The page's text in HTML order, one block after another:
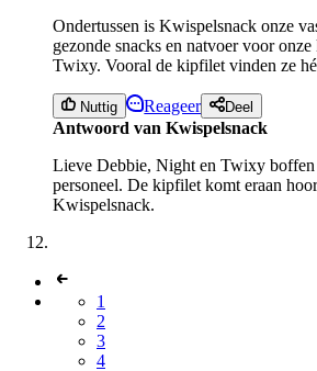
Ondertussen is Kwispelsnack onze
gezonde snacks en natvoer voor
Twixy. Vooral de kipfilet vinden ze
Nuttig Reageer Deel
Antwoord van Kwispelsnack
Lieve Debbie, Night en Twixy
personeel. De kipfilet komt eraan
Kwispelsnack.
1
2
3
4